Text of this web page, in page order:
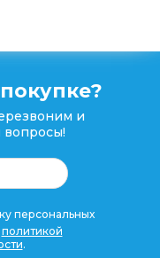
и
вопросы!
персональных
политикой
.